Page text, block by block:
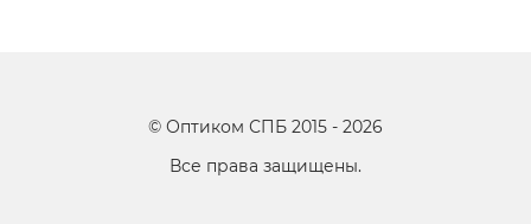
© Оптиком СПБ 2015 - 2026
Все права защищены.